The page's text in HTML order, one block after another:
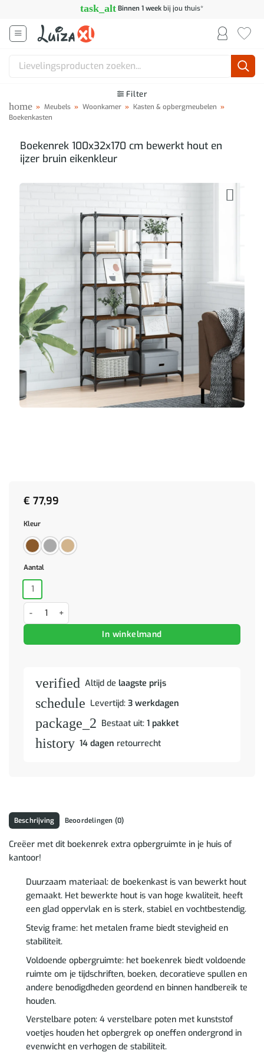
inhoud
task_alt Binnen 1 weekbij jou thuis*
Zoeken
Filter
home » Meubels » Woonkamer » Kasten & opbergmeubelen »
Boekenkasten
Boekenrek 100x32x170 cm bewerkt hout en
ijzer bruin eikenkleur
€ 77,99
Kleur
Aantal
1
Boekenrek 100x32x170 cm bewerkt hout en ijzer bruin eikenkleur
In winkelmand
verified Altijd de laagste prijs
schedule Levertijd: 3 werkdagen
package_2 Bestaat uit: 1 pakket
history 14 dagen retourrecht
Beschrijving Beoordelingen (0)
Creëer met dit boekenrek extra opbergruimte in je huis of
kantoor!
Duurzaam materiaal: de boekenkast is van bewerkt hout
gemaakt. Het bewerkte hout is van hoge kwaliteit, heeft
een glad oppervlak en is sterk, stabiel en vochtbestendig.
Stevig frame: het metalen frame biedt stevigheid en
stabiliteit.
Voldoende opbergruimte: het boekenrek biedt voldoende
ruimte om je tijdschriften, boeken, decoratieve spullen en
andere benodigdheden geordend en binnen handbereik te
houden.
Verstelbare poten: 4 verstelbare poten met kunststof
voetjes houden het opbergrek op oneffen ondergrond in
evenwicht en verhogen de stabiliteit.